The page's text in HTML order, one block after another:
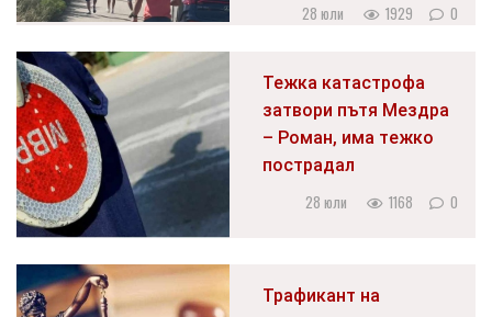
28 юли 1929 0
Тежка катастрофа
затвори пътя Мездра
– Роман, има тежко
пострадал
28 юли 1168 0
Трафикант на